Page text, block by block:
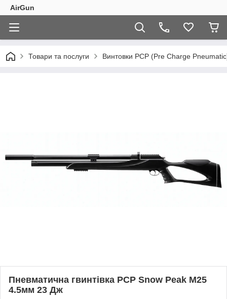
AirGun
Товари та послуги Винтовки PCP (Pre Charge
Пневматична гвинтівка PCP Snow Peak M25
4.5мм 23 Дж